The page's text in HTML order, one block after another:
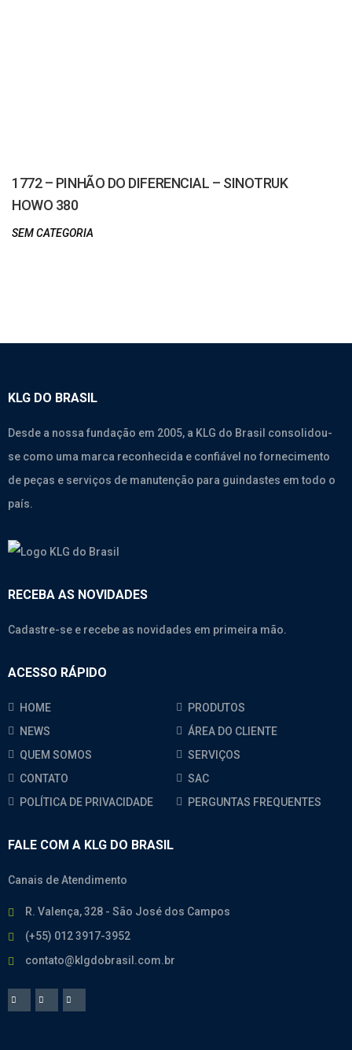
1772 – PINHÃO DO DIFERENCIAL – SINOTRUK
HOWO 380
SEM CATEGORIA
KLG DO BRASIL
Desde a nossa fundação em 2005, a KLG do Brasil consolidou-
se como uma marca reconhecida e confiável no fornecimento
de peças e serviços de manutenção para guindastes em todo o
país.
RECEBA AS NOVIDADES
Cadastre-se e recebe as novidades em primeira mão.
ACESSO RÁPIDO
HOME
PRODUTOS
NEWS
ÁREA DO CLIENTE
QUEM SOMOS
SERVIÇOS
CONTATO
SAC
POLÍTICA DE PRIVACIDADE
PERGUNTAS FREQUENTES
FALE COM A KLG DO BRASIL
Canais de Atendimento
R. Valença, 328 - São José dos Campos
(+55) 012 3917-3952
contato@klgdobrasil.com.br